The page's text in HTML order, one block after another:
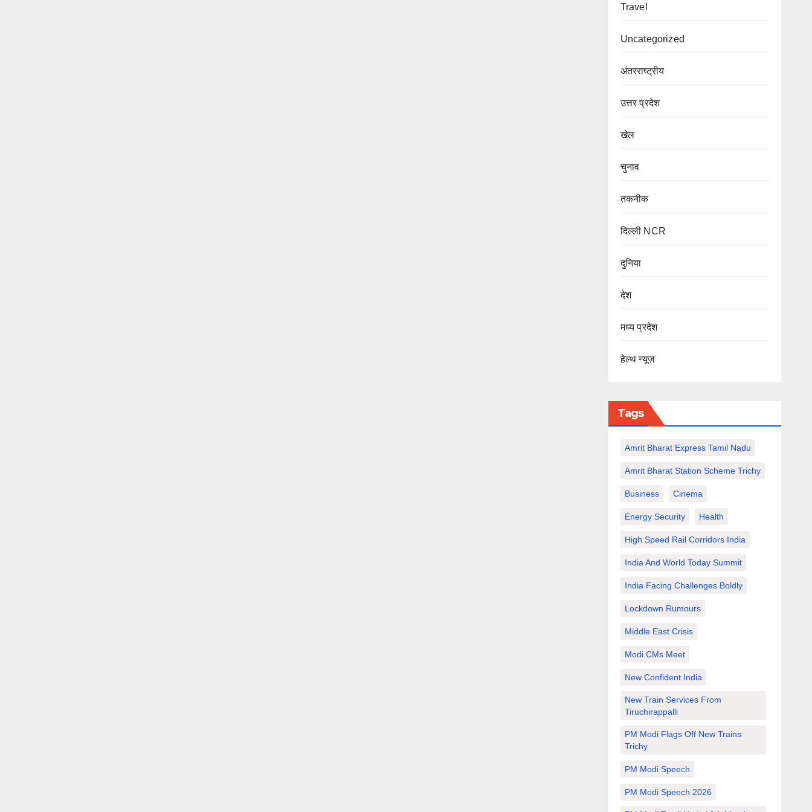
Travel
Uncategorized
अंतरराष्ट्रीय
उत्तर प्रदेश
खेल
चुनाव
तकनीक
दिल्ली NCR
दुनिया
देश
मध्य प्रदेश
हेल्थ न्यूज़
Tags
Amrit Bharat Express Tamil Nadu
Amrit Bharat Station Scheme Trichy
Business Cinema
Energy Security Health
High Speed Rail Corridors India
India And World Today Summit
India Facing Challenges Boldly
Lockdown Rumours
Middle East Crisis
Modi CMs Meet
New Confident India
New Train Services From
Tiruchirappalli
PM Modi Flags Off New Trains
Trichy
PM Modi Speech
PM Modi Speech 2026